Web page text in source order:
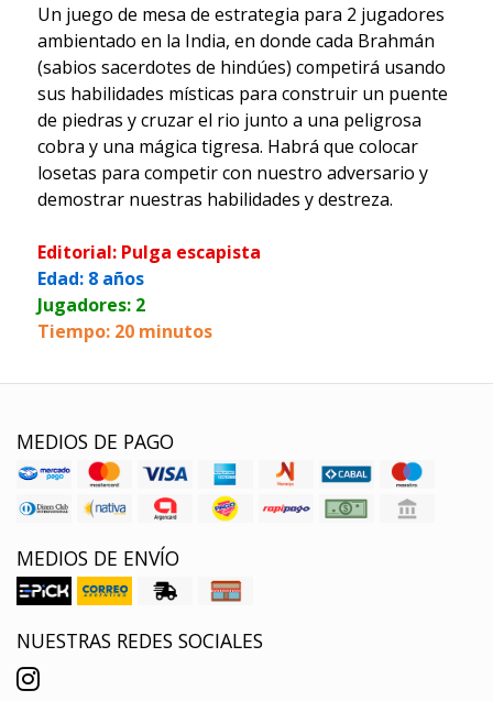
Un juego de mesa de estrategia para 2 jugadores
ambientado en la India, en donde cada Brahmán
(sabios sacerdotes de hindúes) competirá usando
sus habilidades místicas para construir un puente
de piedras y cruzar el rio junto a una peligrosa
cobra y una mágica tigresa. Habrá que colocar
losetas para competir con nuestro adversario y
demostrar nuestras habilidades y destreza.
Editorial: Pulga escapista
Edad: 8 años
Jugadores: 2
Tiempo: 20 minutos
MEDIOS DE PAGO
MEDIOS DE ENVÍO
NUESTRAS REDES SOCIALES